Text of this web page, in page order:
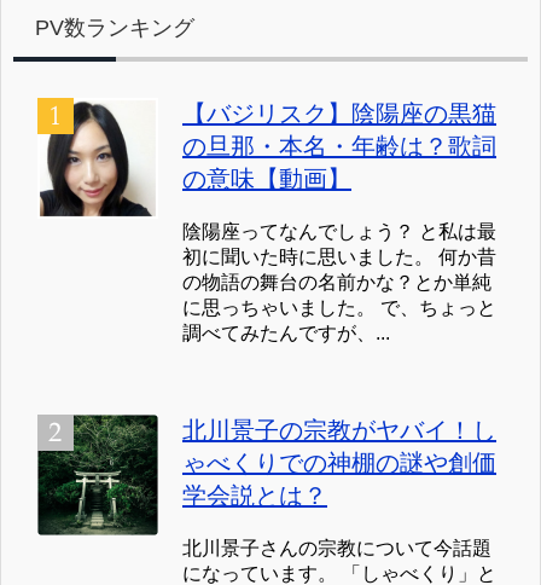
PV数ランキング
【バジリスク】陰陽座の黒猫
の旦那・本名・年齢は？歌詞
の意味【動画】
陰陽座ってなんでしょう？ と私は最
初に聞いた時に思いました。 何か昔
の物語の舞台の名前かな？とか単純
に思っちゃいました。 で、ちょっと
調べてみたんですが、...
北川景子の宗教がヤバイ！し
ゃべくりでの神棚の謎や創価
学会説とは？
北川景子さんの宗教について今話題
になっています。 「しゃべくり」と